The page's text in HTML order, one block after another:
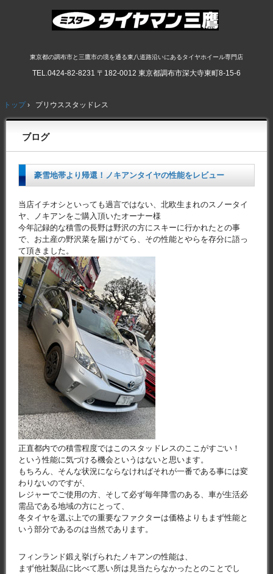
東京都の調布市と三鷹市の境を通る東八道路沿いにあるタイヤホイール専門店
TEL.0424-82-8231 〒182-0012 東京都調布市深大寺東町8-15-6
トップ › プリウススタッドレス
ブログ
豪雪地帯より帰還！ノキアンタイヤの性能をレビュー
当店イチオシといっても過言ではない、北欧生まれのスノータイ
ヤ、ノキアンをご購入頂いたオーナー様
今年記録的な積雪の長野は野沢の方にスキーに行かれたとの事
で、お土産の野沢菜を届けがてら、その性能とやらを存分に語っ
て頂きました。
正直都内での積雪程度ではこのスタッドレスのここがすごい！
という性能に気づける機会というはないと思います。
もちろん、そんな状況にならなければそれが一番である事には変
わりないのですが、
レジャーでご使用の方、そして必ず毎年降雪のある、車が生活必
需品である地域の方にとって、
冬タイヤを選ぶ上での重要なファクターは価格よりもまず性能と
いう部分であるのは当然であります。
フィンランド鍛え挙げられたノキアンの性能は、
まず他社製品に比べて悪い所は見当たらなかったとのことでし